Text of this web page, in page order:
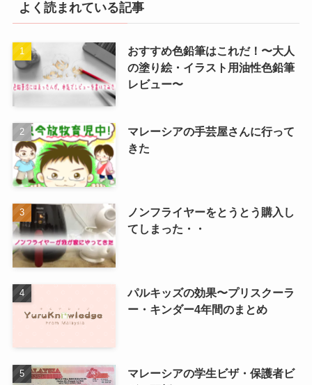
よく読まれている記事
おすすめ色鉛筆はこれだ！〜大人
の塗り絵・イラスト用油性色鉛筆
レビュー〜
マレーシアの手芸屋さんに行って
きた
ノンフライヤーをとうとう購入し
てしまった・・
パルキッズの効果〜プリスクーラ
ー・キンダー4年間のまとめ
マレーシアの学生ビザ・保護者ビ